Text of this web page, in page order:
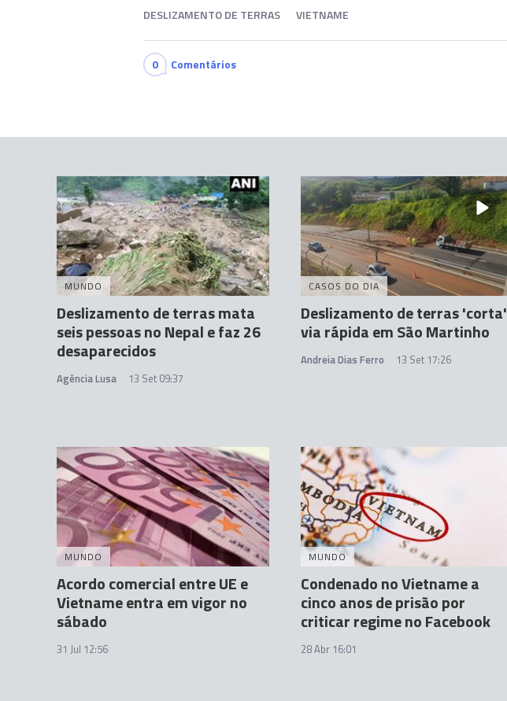
DESLIZAMENTO DE TERRAS VIETNAME
0 Comentários
MUNDO
Deslizamento de terras mata
seis pessoas no Nepal e faz 26
desaparecidos
Agência Lusa 13 Set 09:37
CASOS DO DIA
Deslizamento de terras 'corta'
via rápida em São Martinho
Andreia Dias Ferro 13 Set 17:26
MUNDO
Acordo comercial entre UE e
Vietname entra em vigor no
sábado
31 Jul 12:56
MUNDO
Condenado no Vietname a
cinco anos de prisão por
criticar regime no Facebook
28 Abr 16:01